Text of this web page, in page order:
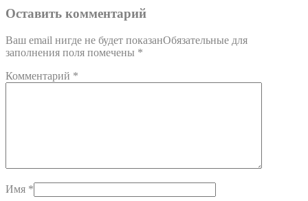
Оставить комментарий
Ваш email нигде не будет показанОбязательные для
заполнения поля помечены *
Комментарий *
Имя *